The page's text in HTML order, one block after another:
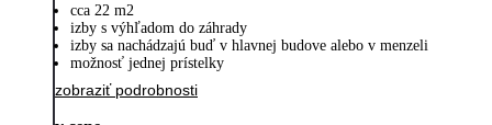
cca 22 m2
izby s výhľadom do záhrady
izby sa nachádzajú buď v hlavnej budove alebo v menzeli
možnosť jednej prístelky
zobraziť podrobnosti